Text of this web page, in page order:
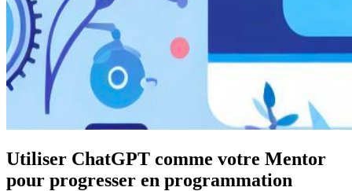
Utiliser ChatGPT comme votre Mentor
pour progresser en programmation